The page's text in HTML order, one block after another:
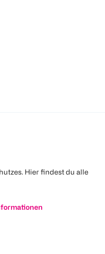
Hier findest du alle